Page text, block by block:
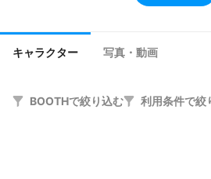
キャラクター 写真・動画
BOOTHで絞り込む 利用条件で絞